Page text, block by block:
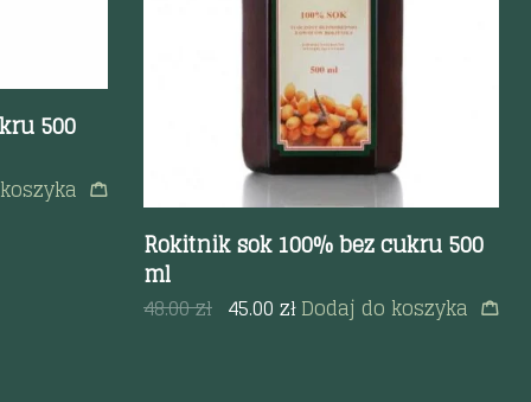
500
Rokitnik sok 100% bez cukru 500
ml
48.00zł 45.00 złDodaj do koszyka